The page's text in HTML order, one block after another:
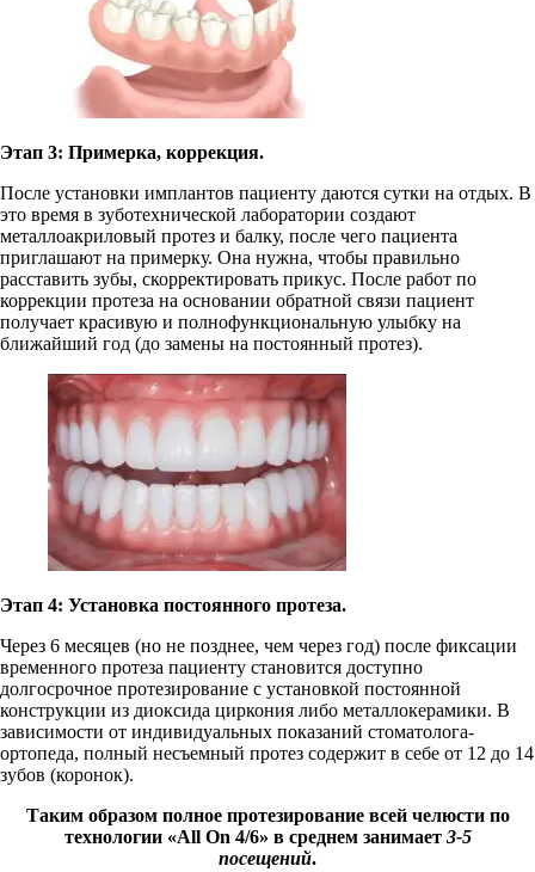
Этап 3: Примерка, коррекция.
После установки имплантов пациенту даются сутки на отдых. В
это время в зуботехнической лаборатории создают
металлоакриловый протез и балку, после чего пациента
приглашают на примерку. Она нужна, чтобы правильно
расставить зубы, скорректировать прикус. После работ по
коррекции протеза на основании обратной связи пациент
получает красивую и полнофункциональную улыбку на
ближайший год (до замены на постоянный протез).
Этап 4: Установка постоянного протеза.
Через 6 месяцев (но не позднее, чем через год) после фиксации
временного протеза пациенту становится доступно
долгосрочное протезирование с установкой постоянной
конструкции из диоксида циркония либо металлокерамики. В
зависимости от индивидуальных показаний стоматолога-
ортопеда, полный несъемный протез содержит в себе от 12 до 14
зубов (коронок).
Таким образом полное протезирование всей челюсти по
технологии «All On 4/6» в среднем занимает 3-5
посещений.